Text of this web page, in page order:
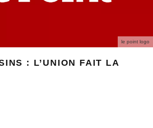
le point logo
: L’UNION FAIT LA